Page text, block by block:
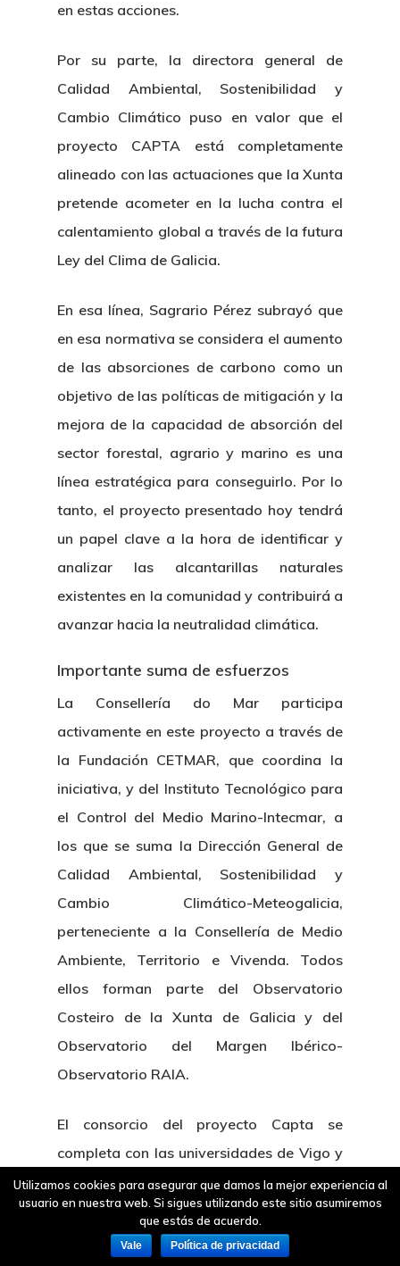
en estas acciones.
Por su parte, la directora general de
Calidad Ambiental, Sostenibilidad y
Cambio Climático puso en valor que el
proyecto CAPTA está completamente
alineado con las actuaciones que la Xunta
pretende acometer en la lucha contra el
calentamiento global a través de la futura
Ley del Clima de Galicia.
En esa línea, Sagrario Pérez subrayó que
en esa normativa se considera el aumento
de las absorciones de carbono como un
objetivo de las políticas de mitigación y la
mejora de la capacidad de absorción del
sector forestal, agrario y marino es una
línea estratégica para conseguirlo. Por lo
tanto, el proyecto presentado hoy tendrá
un papel clave a la hora de identificar y
analizar las alcantarillas naturales
existentes en la comunidad y contribuirá a
avanzar hacia la neutralidad climática.
Importante suma de esfuerzos
La Consellería do Mar participa
activamente en este proyecto a través de
la Fundación CETMAR, que coordina la
iniciativa, y del Instituto Tecnológico para
el Control del Medio Marino-Intecmar, a
los que se suma la Dirección General de
Calidad Ambiental, Sostenibilidad y
Cambio Climático-Meteogalicia,
perteneciente a la Consellería de Medio
Ambiente, Territorio e Vivenda. Todos
ellos forman parte del Observatorio
Costeiro de la Xunta de Galicia y del
Observatorio del Margen Ibérico-
Observatorio RAIA.
El consorcio del proyecto Capta se
completa con las universidades de Vigo y
de A Coruña, el Instituto de
Investigaciones Marinas-CSIC, el Instituto
Español de Oceanografía-CSIC por la
Utilizamos cookies para asegurar que damos la mejor experiencia al
usuario en nuestra web. Si sigues utilizando este sitio asumiremos
que estás de acuerdo.
Vale Política de privacidad